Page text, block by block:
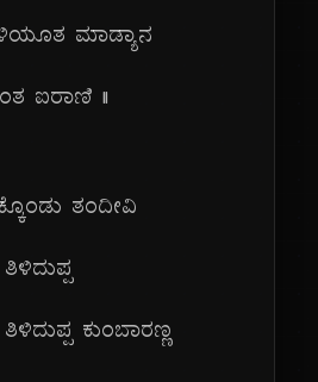
ಮಾಡ್ಯಾನ
ಐರಾಣಿ ||
ತಂದೀವಿ
ಕುಂಬಾರಣ್ಣ